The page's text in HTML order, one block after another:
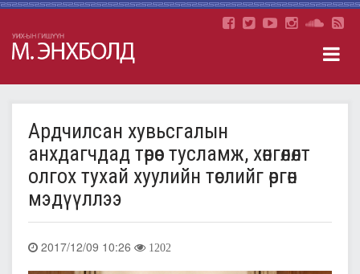
Ардчилсан хувьсгалын
анхдагчдад төрөөс тусламж, хөнгөлөлт
олгох тухай хуулийн төслийг өргөн
мэдүүллээ
2017/12/09 10:26 1202